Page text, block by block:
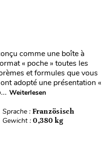
comme une boîte à
« poche » toutes les
et formules que vous
adopté une présentation «
Weiterlesen
Sprache : Französisch
Gewicht : 0,380 kg